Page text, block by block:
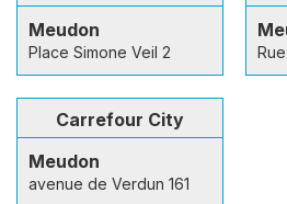
Meudon
Place Simone Veil 2
Carrefour City
Meudon
avenue de Verdun 161